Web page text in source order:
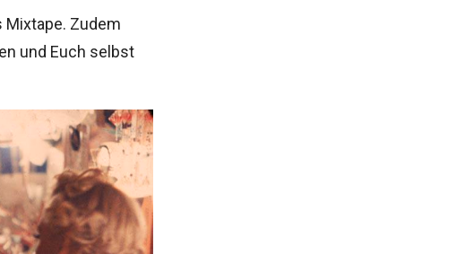
Zudem
und Euch selbst